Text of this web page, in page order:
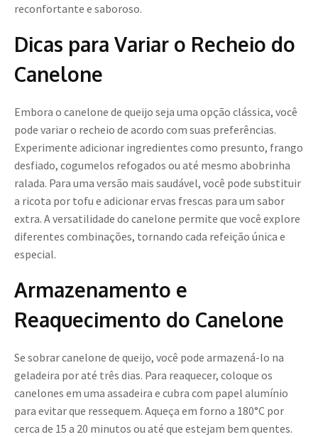
reconfortante e saboroso.
Dicas para Variar o Recheio do
Canelone
Embora o canelone de queijo seja uma opção clássica, você
pode variar o recheio de acordo com suas preferências.
Experimente adicionar ingredientes como presunto, frango
desfiado, cogumelos refogados ou até mesmo abobrinha
ralada. Para uma versão mais saudável, você pode substituir
a ricota por tofu e adicionar ervas frescas para um sabor
extra. A versatilidade do canelone permite que você explore
diferentes combinações, tornando cada refeição única e
especial.
Armazenamento e
Reaquecimento do Canelone
Se sobrar canelone de queijo, você pode armazená-lo na
geladeira por até três dias. Para reaquecer, coloque os
canelones em uma assadeira e cubra com papel alumínio
para evitar que ressequem. Aqueça em forno a 180°C por
cerca de 15 a 20 minutos ou até que estejam bem quentes.